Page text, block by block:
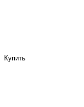
Купить